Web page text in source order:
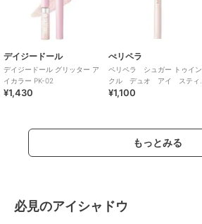
デイジードール
デイジードール グリッター ア
イカラー PK-02
¥1,430
ぺリペラ
ペリペラ シュガー トゥイン
クル デュオ アイ スティ
ック０１ デューイ ヌード
¥1,100
もっとみる
必見のアイシャドウ